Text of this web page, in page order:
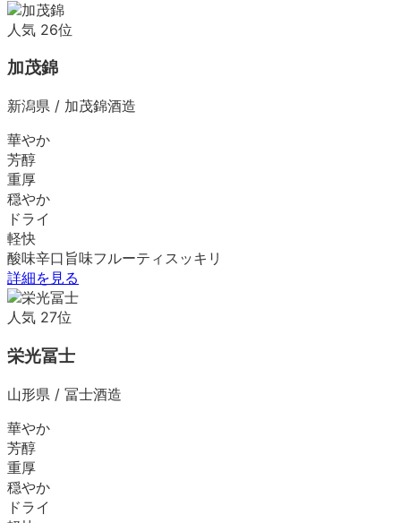
人気 26位
加茂錦
新潟県 / 加茂錦酒造
華やか
芳醇
重厚
穏やか
ドライ
軽快
酸味辛口 旨味フルーティ スッキリ
詳細を見る
人気 27位
栄光冨士
山形県 / 冨士酒造
華やか
芳醇
重厚
穏やか
ドライ